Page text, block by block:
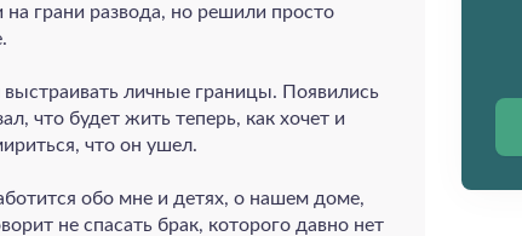
грани развода, но решили просто
выстраивать личные границы. Появились
что будет жить теперь, как хочет и
что он ушел.
обо мне и детях, о нашем доме,
не спасать брак, которого давно нет